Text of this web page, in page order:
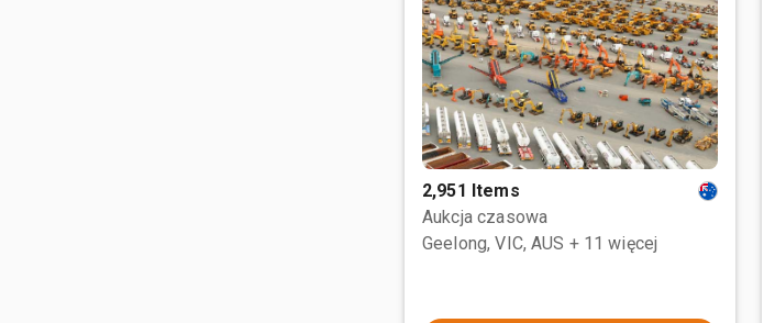
2,951 Items
Aukcja czasowa
Geelong, VIC, AUS + 11 więcej